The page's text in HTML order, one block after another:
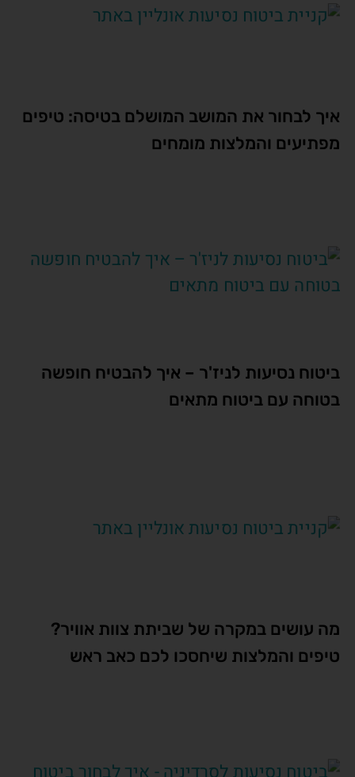
איך לבחור את המושב המושלם בטיסה: טיפים
מפתיעים והמלצות מומחים
ביטוח נסיעות לניז'ר – איך להבטיח חופשה
בטוחה עם ביטוח מתאים
מה עושים במקרה של שביתת צוות אוויר?
טיפים והמלצות שיחסכו לכם כאב ראש